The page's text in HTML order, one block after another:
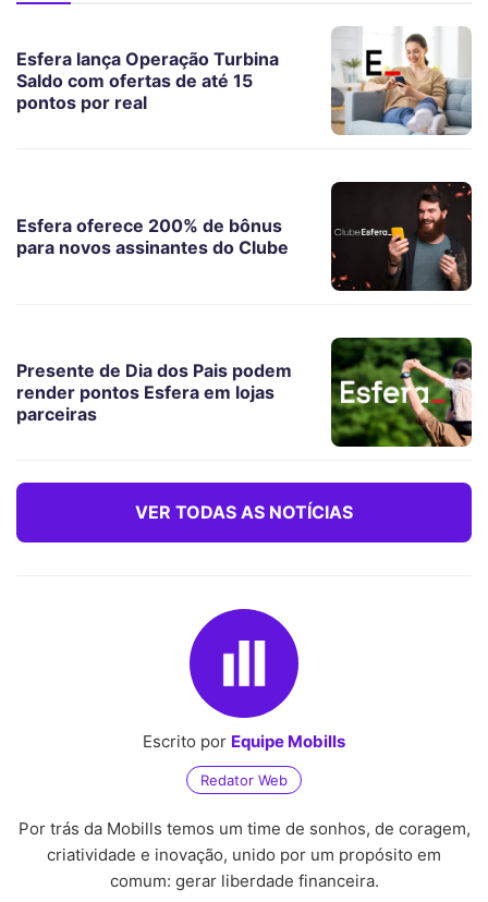
Esfera lança Operação Turbina
Saldo com ofertas de até 15
pontos por real
Esfera oferece 200% de bônus
para novos assinantes do Clube
Presente de Dia dos Pais podem
render pontos Esfera em lojas
parceiras
VER TODAS AS NOTÍCIAS
Escrito por Equipe Mobills
Redator Web
Por trás da Mobills temos um time de sonhos, de coragem,
criatividade e inovação, unido por um propósito em
comum: gerar liberdade financeira.